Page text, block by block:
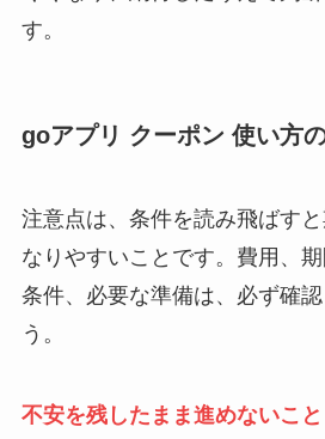
す。
goアプリ クーポン 使い方
注意点は、条件を読み飛ばす
なりやすいことです。費用、
条件、必要な準備は、必ず確
う。
不安を残したまま進めないこと